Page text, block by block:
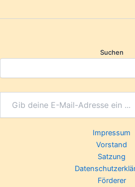
Suchen
Impressum
Vorstand
Satzung
Förderer